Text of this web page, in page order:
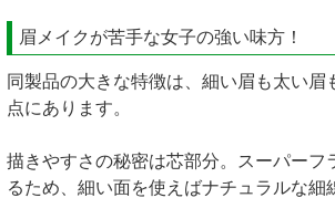
眉メイクが苦手な女子の強い味方！
同製品の大きな特徴は、細い眉も太い眉
点にあります。
描きやすさの秘密は芯部分。スーパーフ
るため、細い面を使えばナチュラルな細